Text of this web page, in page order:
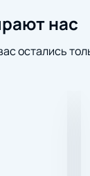
за
постановке
отвлечься
с себя
в этом. Вас
нас
остались